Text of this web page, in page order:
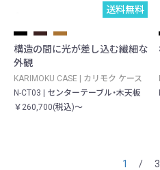
送料無料
構造の間に光が差し込む繊細な
外観
KARIMOKU CASE | カリモク ケース
N-CT03 | センターテーブル・木天板
￥260,700(税込)～
1 / 3